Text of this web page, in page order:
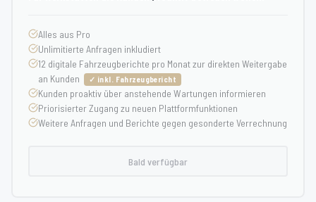
Alles aus Pro
Unlimitierte Anfragen inkludiert
12 digitale Fahrzeugberichte pro Monat zur direkten Weitergabe
an Kunden
✓ inkl. Fahrzeugbericht
Kunden proaktiv über anstehende Wartungen informieren
Priorisierter Zugang zu neuen Plattformfunktionen
Weitere Anfragen und Berichte gegen gesonderte Verrechnung
Bald verfügbar